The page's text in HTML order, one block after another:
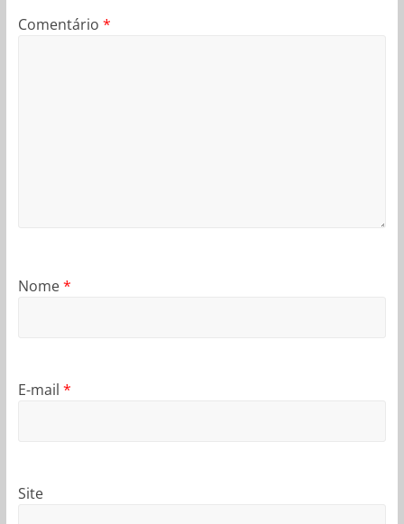
Comentário *
Nome*
E-mail *
Site